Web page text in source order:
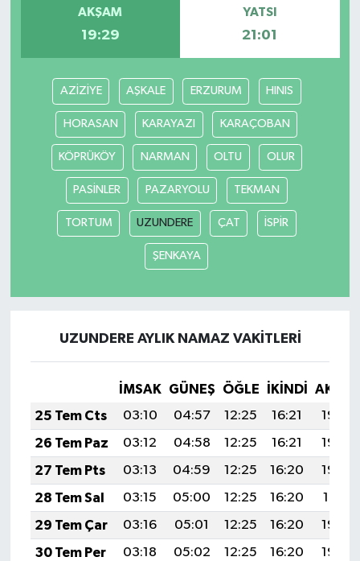
AKŞAM
19:29
YATSI
21:01
AZİZİYE AŞKALE ERZURUM HINIS
HORASAN KARAYAZI KARAÇOBAN
KÖPRÜKÖY NARMAN OLTU OLUR
PASİNLER PAZARYOLU TEKMAN
TORTUM UZUNDERE ÇAT İSPİR
ŞENKAYA
UZUNDERE AYLIK NAMAZ VAKITLERI
İMSAK GÜNEŞ ÖĞLE İKINDI
25 Tem Cts
03:10 04:57 12:25 16:21
19:44
26 Tem Paz
03:12 04:58 12:25 16:21
19:43
27 Tem Pts
03:13 04:59 12:25 16:20
19:42
28 Tem Sal
03:15 05:00 12:25 16:20
19:41
29 Tem Çar
03:16 05:01 12:25 16:20
19:40
30 Tem Per
03:18 05:02 12:25 16:20
19:39